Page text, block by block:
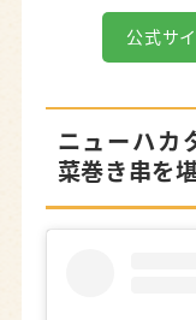
公式サ
ニューハカ
菜巻き串を